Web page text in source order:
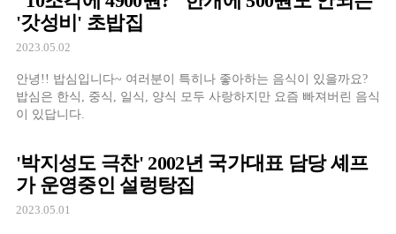
'갓성비' 초밥집
2023.05.02
안녕!! 밥심입니다~ 여러분이 특히나 좋아하는 음식이 있을까요?
밥심은 한식, 중식, 일식, 양식 모두 사랑하지만 요즘 빠져버린 음식
이 있답니다.
'박지성도 극찬' 2002년 국가대표 담당 셰프
가 운영중인 설렁탕집
2023.05.01